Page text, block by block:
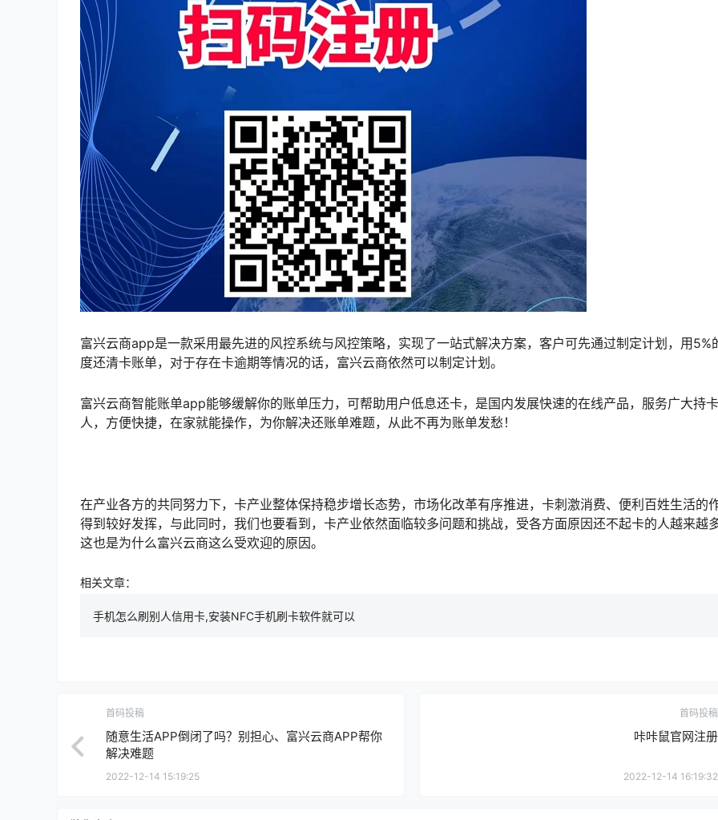
富兴云商app是一款采用最先进的风控系统与风控策略，实现了一站式解决方案，客户可先通过制定计划，用5%
度还清卡账单，对于存在卡逾期等情况的话，富兴云商依然可以制定计划。
富兴云商智能账单app能够缓解你的账单压力，可帮助用户低息还卡，是国内发展快速的在线产品，服务广大持卡
人，方便快捷，在家就能操作，为你解决还账单难题，从此不再为账单发愁！
在产业各方的共同努力下，卡产业整体保持稳步增长态势，市场化改革有序推进，卡刺激消费、便利百姓生活的
得到较好发挥，与此同时，我们也要看到，卡产业依然面临较多问题和挑战，受各方面原因还不起卡的人越来越
这也是为什么富兴云商这么受欢迎的原因。
相关文章：
手机怎么刷别人信用卡,安装NFC手机刷卡软件就可以
首码投稿
随意生活APP倒闭了吗？别担心、富兴云商APP帮你
解决难题
2022-12-14 15:19:25
首码投稿
咔咔鼠官网注册
2022-12-14 16:19:32